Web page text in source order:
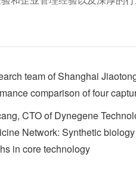
team of Shanghai
comparison of four
CTO of Dynegene
Network: Synthetic
in core technology